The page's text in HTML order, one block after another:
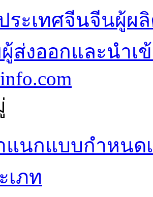
แนกแบบกำหนด
เภท